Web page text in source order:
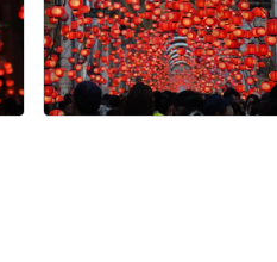
니다. 꼭 야마구치에 오세요!
촬영지: 야마구치현 야마구
치시